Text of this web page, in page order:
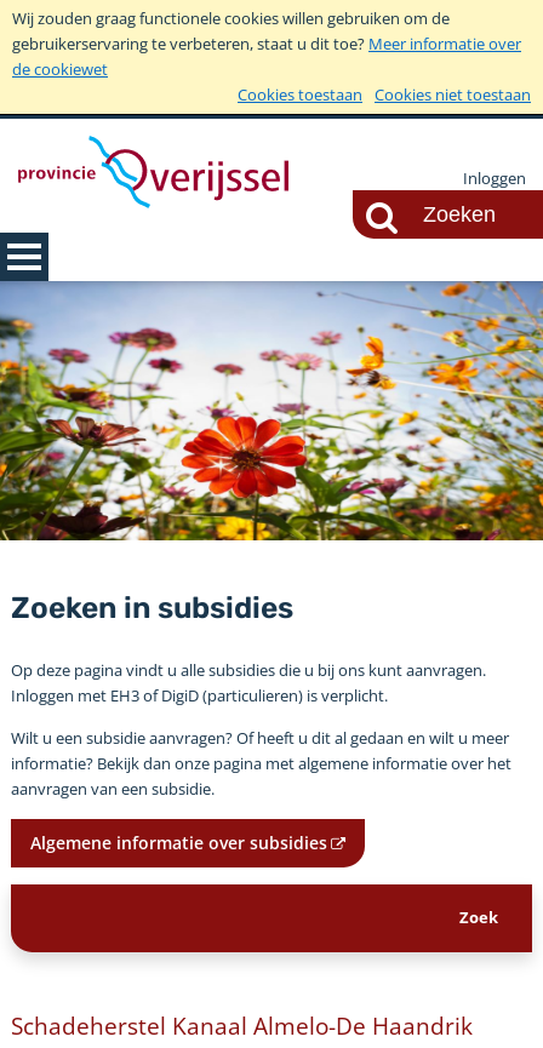
Wij zouden graag functionele cookies willen gebruiken om de
gebruikerservaring te verbeteren, staat u dit toe? Meer informatie over
de cookiewet
Cookies toestaan
Cookies niet toestaan
Inloggen
Zoeken in subsidies
Op deze pagina vindt u alle subsidies die u bij ons kunt aanvragen.
Inloggen met EH3 of DigiD (particulieren) is verplicht.
Wilt u een subsidie aanvragen? Of heeft u dit al gedaan en wilt u meer
informatie? Bekijk dan onze pagina met algemene informatie over het
aanvragen van een subsidie.
Algemene informatie over subsidies
Schadeherstel Kanaal Almelo-De Haandrik